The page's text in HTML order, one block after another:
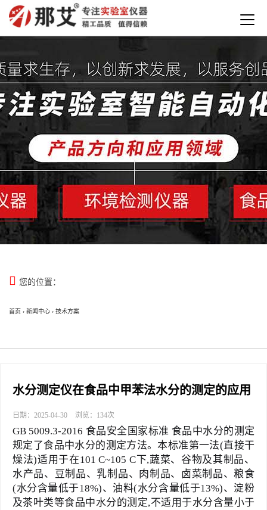
 您的位置：
首页 › 新闻中心 › 技术方案
水分测定仪在食品中甲苯法水分的测定的应用
日期：2025-04-30 浏览：134次
GB 5009.3-2016 食品安全国家标准 食品中水分的测定
规定了食品中水分的测定方法。本标准第一法(直接干
燥法)适用于在101 C~105 C下,蔬菜、谷物及其制品、
水产品、豆制品、乳制品、肉制品、卤菜制品、粮食
(水分含量低于18%)、油料(水分含量低于13%)、淀粉
及茶叶类等食品中水分的测定,不适用于水分含量小于